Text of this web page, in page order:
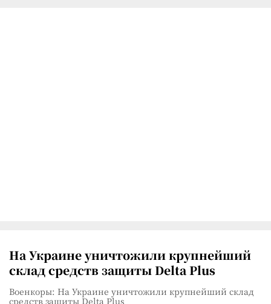
На Украине уничтожили крупнейший
склад средств защиты Delta Plus
Военкоры: На Украине уничтожили крупнейший склад
средств защиты Delta Plus